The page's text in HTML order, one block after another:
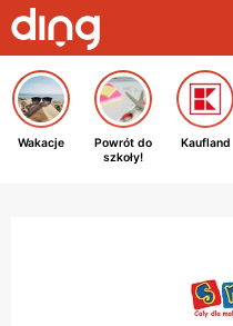
Wakacje
Powrót do
szkoły!
Kaufland